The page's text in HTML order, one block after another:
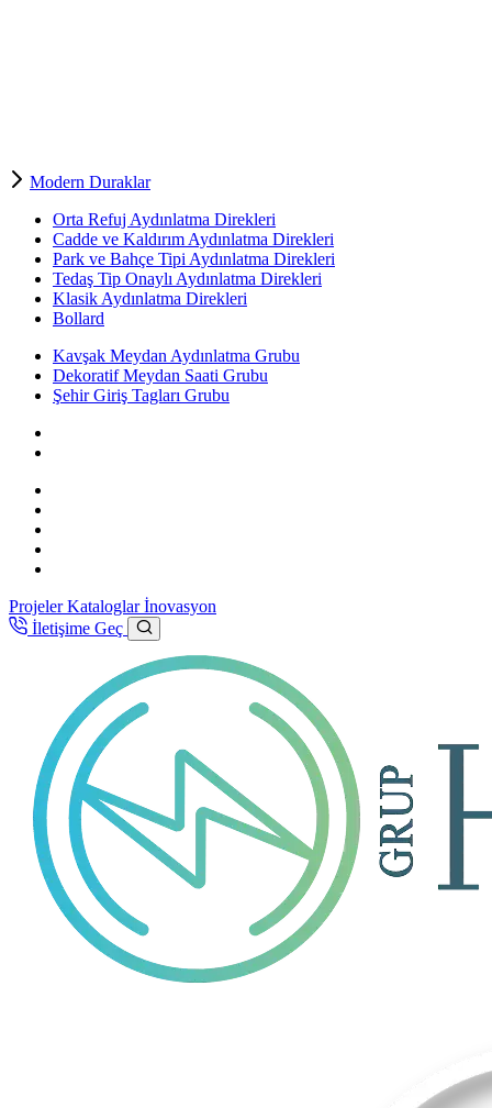
Modern Duraklar
Orta Refuj Aydınlatma Direkleri
Cadde ve Kaldırım Aydınlatma Direkleri
Park ve Bahçe Tipi Aydınlatma Direkleri
Tedaş Tip Onaylı Aydınlatma Direkleri
Klasik Aydınlatma Direkleri
Bollard
Kavşak Meydan Aydınlatma Grubu
Dekoratif Meydan Saati Grubu
Şehir Giriş Tagları Grubu
Projeler Kataloglar İnovasyon
İletişime Geç